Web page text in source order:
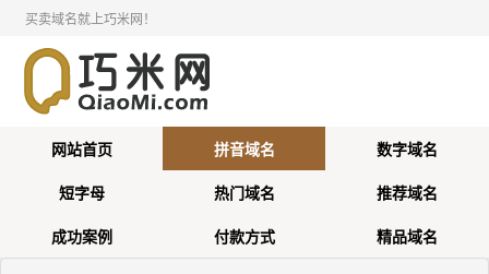
买卖域名就上巧米网！
网站首页 拼音域名
数字域名
短字母
热门域名
推荐域名
成功案例
付款方式 精品域名